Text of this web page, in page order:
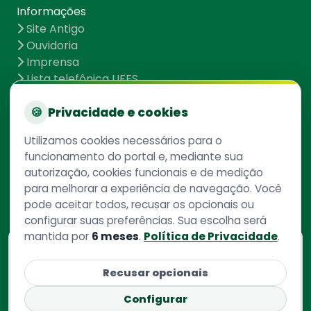
Informações
Site Antigo
Ouvidoria
Imprensa
Lista telefônica UFFS
UFFS contra o Aedes
Mapa do site
Redes Sociais
o cadastro da instituição no
Sistema e-Mec
🍪 Privacidade e cookies
Utilizamos cookies necessários para o
funcionamento do portal e, mediante sua
autorização, cookies funcionais e de medição
para melhorar a experiência de navegação. Você
pode aceitar todos, recusar os opcionais ou
configurar suas preferências. Sua escolha será
mantida por 6 meses. Política de Privacidade.
Recusar opcionais
Configurar